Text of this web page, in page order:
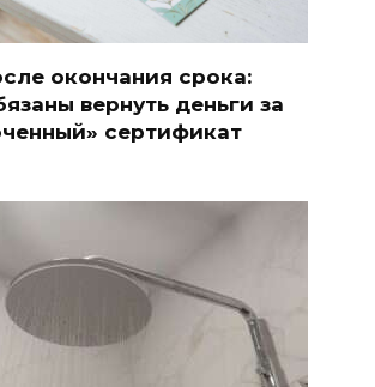
окончания срока:
вернуть деньги за
сертификат